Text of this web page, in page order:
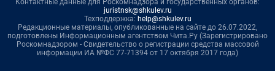
Контактные данные для Роскомнадзора и государственных органов:
juristnsk@shkulev.ru
Техподдержка: help@shkulev.ru
Редакционные материалы, опубликованные на сайте до 26.07.2022,
подготовлены Информационным агентством Чита.Ру (Зарегистрировано
Роскомнадзором - Свидетельство о регистрации средства массовой
информации ИА №ФС 77-71394 от 17 октября 2017 года)